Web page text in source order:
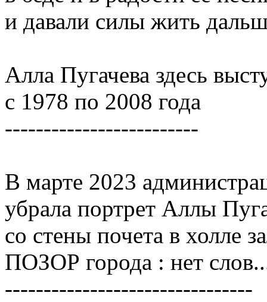
и давали силы жить
Алла Пугачева здесь
с 1978 по 2008 года
-------------------------
В марте 2023
убрала портрет Аллы
со стены почета в холле
ПОЗОР города : нет
--------------------------------